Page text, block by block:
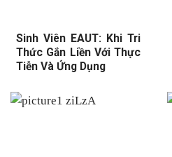
Sinh Viên EAUT: Khi Tri
Thức Gắn Liền Với Thực
Tiễn Và Ứng Dụng